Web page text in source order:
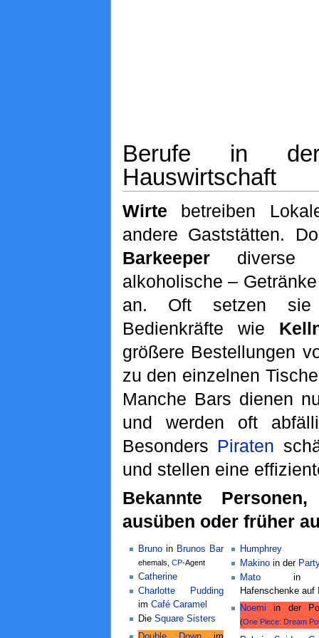
Berufe in
Hauswirtschaft
Wirte betreiben
andere Gaststätten.
Barkeeperdiverse
alkoholische –
an. Oft setzen sie
Bedienkräfte wie
größere Bestellungen
zu den einzelnen
Manche Bars dienen
und werden oft
Besonders Piraten
und stellen eine
Bekannte
ausüben oder früher
Brunoin Brunos Bar
ehemals, CP-Agent
Catherine
Charlotte Pudding
im Café Caramel
Die Square Sisters
Humphrey
Makinoin der
Matoin
Hafenschenke auf
Noemi in der
(One Piece: Dream